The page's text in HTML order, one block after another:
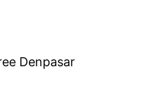
Denpasar